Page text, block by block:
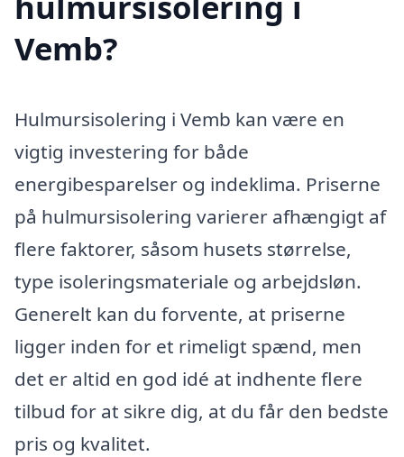
Vemb?
Hulmursisolering i Vemb kan være en
vigtig investering for både
energibesparelser og indeklima. Priserne
på hulmursisolering varierer afhængigt af
flere faktorer, såsom husets størrelse,
type isoleringsmateriale og arbejdsløn.
Generelt kan du forvente, at priserne
ligger inden for et rimeligt spænd, men
det er altid en god idé at indhente flere
tilbud for at sikre dig, at du får den bedste
pris og kvalitet.